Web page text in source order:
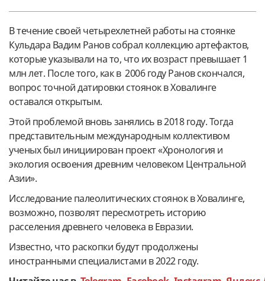
В течение своей четырехлетней работы на стоянке
Кульдара Вадим Ранов собрал коллекцию артефактов,
которые указывали на то, что их возраст превышает 1
млн лет. После того, как в 2006 году Ранов скончался,
вопрос точной датировки стоянок в Ховалинге
оставался открытым.
Этой проблемой вновь занялись в 2018 году. Тогда
представительным международным коллективом
ученых был инициирован проект «Хронология и
экология освоения древним человеком Центральной
Азии».
Исследование палеолитических стоянок в Ховалинге,
возможно, позволят пересмотреть историю
расселения древнего человека в Евразии.
Известно, что раскопки будут продолжены
иностранными специалистами в 2022 году.